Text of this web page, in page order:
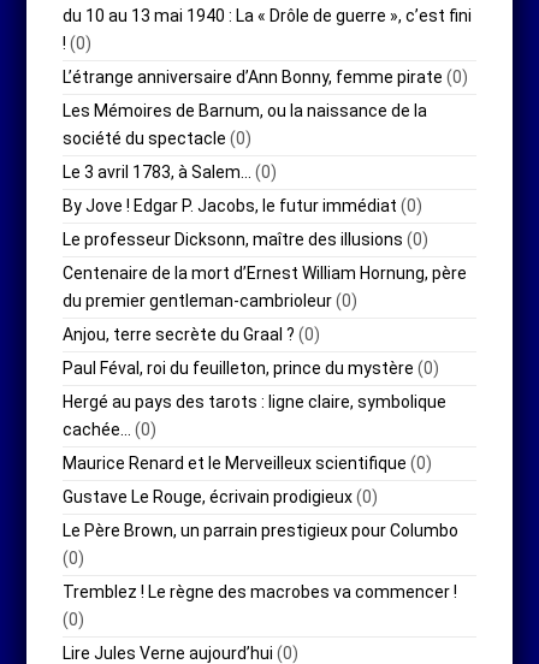
du 10 au 13 mai 1940 : La « Drôle de guerre », c’est fini
! (0)
L’étrange anniversaire d’Ann Bonny, femme pirate (0)
Les Mémoires de Barnum, ou la naissance de la
société du spectacle (0)
Le 3 avril 1783, à Salem…
(0)
By Jove ! Edgar P. Jacobs, le futur immédiat (0)
Le professeur Dicksonn, maître des illusions (0)
Centenaire de la mort d’Ernest William Hornung, père
du premier gentleman-cambrioleur(0)
Anjou, terre secrète du Graal ? (0)
Paul Féval, roi du feuilleton, prince du mystère (0)
Hergé au pays des tarots : ligne claire, symbolique
cachée…
(0)
Maurice Renard et le Merveilleux scientifique (0)
Gustave Le Rouge, écrivain prodigieux(0)
Le Père Brown, un parrain prestigieux pour Columbo
(0)
Tremblez ! Le règne des macrobes va commencer !
(0)
Lire Jules Verne aujourd’hui (0)